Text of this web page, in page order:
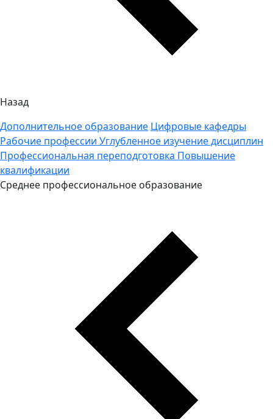
Назад
Дополнительное образование Цифровые кафедры
Рабочие профессии Углубленное изучение дисциплин
Профессиональная переподготовка Повышение
квалификации
Среднее профессиональное образование